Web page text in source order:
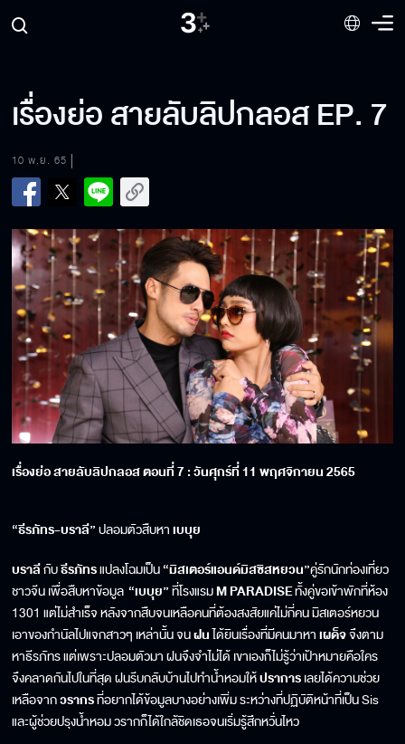
เรื่องย่อ สายลับลิปกลอส EP. 7
10 พ.ย. 65
เรื่องย่อ สายลับลิปกลอส ตอนที่7:วันศุกร์ที่11พฤศจิกายน2565
“ธีรภัทร-บราลี”ปลอมตัวสืบหาเบบุย
บราลีกับธีรภัทร​แปลงโฉมเป็น“มิสเตอร์แอนด์มิสซิสหยวน”​คู่รักนักท่องเที่ยว
ชาวจีน เพื่อสืบหาข้อมูล “เบบุย”ที่โรงแรมM PARADISEทั้งคู่ขอเข้าพักที่ห้อง
1301แต่ไม่สำเร็จ หลังจากสืบจนเหลือคนที่ต้องสงสัยแค่ไม่กี่คน มิสเตอร์หยวน
เอาของกำนัลไปแจกสาวๆ เหล่านั้น จนฝนได้ยินเรื่องที่มีคนมาหาเผด็จจึงตาม
หาธีรภัทร แต่เพราะปลอมตัวมา ฝนจึงจำไม่ได้ เขาเองก็ไม่รู้ว่าเป้าหมายคือใคร
จึงคลาดกันไปในที่สุด ฝนรีบกลับบ้านไปทำน้ำหอมให้ปราการเลยได้ความช่วย
เหลือจากวรากรที่อยากได้ข้อมูลบางอย่างเพิ่ม ระหว่างที่ปฏิบัติหน้าที่เป็นSis
และผู้ช่วยปรุงน้ำหอม วรากก็ได้ใกล้ชิดเธอจนเริ่มรู้สึกหวั่นไหว